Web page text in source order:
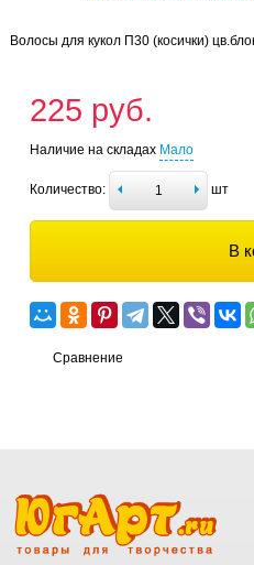
Волосы для кукол П30 (косички)
225 руб.
Наличие на складах Мало
Количество: шт
В
Сравнение